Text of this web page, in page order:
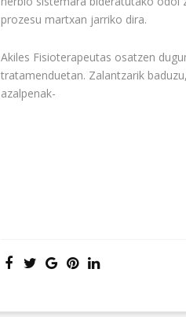
prozesu martxan jarriko dira.
Akiles Fisioterapeutas osatzen
tratamenduetan. Zalantzarik
azalpenak-